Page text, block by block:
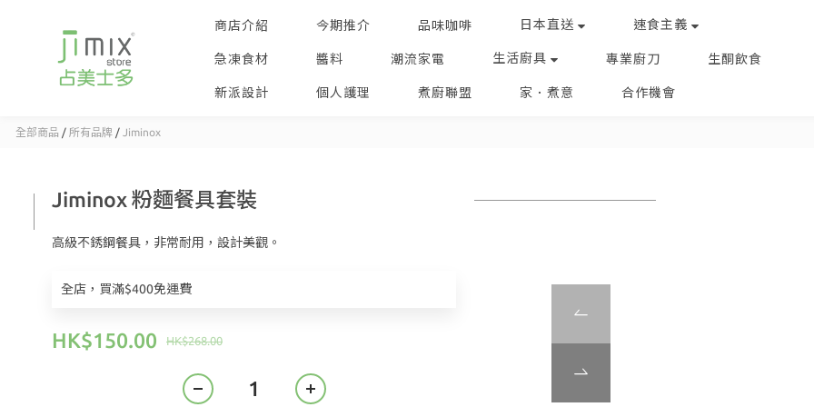
商店介紹 今期推介 品味咖啡 日本直送 速食主義
急凍食材 醬料 潮流家電 生活廚具 專業廚刀 生酮飲食
新派設計 個人護理 煮廚聯盟 家．煮意 合作機會
全部商品 / 所有品牌 / Jiminox
Jiminox 粉麵餐具套裝
高級不銹鋼餐具，非常耐用，設計美觀。
全店，買滿$400免運費
HK$268.00
HK$150.00